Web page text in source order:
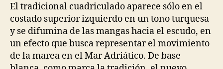
El tradicional cuadriculado aparece sólo en el
costado superior izquierdo en un tono turquesa
y se difumina de las mangas hacia el escudo, en
un efecto que busca representar el movimiento
de la marea en el Mar Adriático. De base